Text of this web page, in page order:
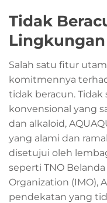
Tidak
Lingkungan
Salah satu fitur
komitmennya
tidak beracun.
konvensional yang
dan alkaloid,
yang alami dan
disetujui oleh
seperti TNO
Organization (IMO),
pendekatan yang